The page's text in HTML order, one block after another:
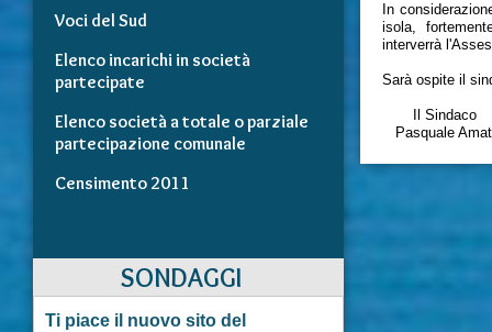
Voci del Sud
Elenco incarichi in società
partecipate
Elenco società a totale o parziale
partecipazione comunale
Censimento 2011
SONDAGGI
Ti piace il nuovo sito del
In
isola,
interverrà
Sarà ospite il
Il Sindaco
Pasquale